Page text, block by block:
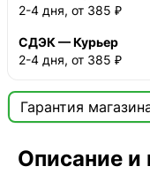
2-4 дня, от 385 ₽
СДЭК — Курьер
2-4 дня, от 385 ₽
Гарантия

Мы продаём
Описание и